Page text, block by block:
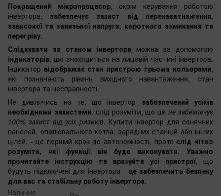
Покращений мікропроцесор, окрім керування роботою
інвертора, забезпечує захист від перенаватнаження,
зависокої та занизької напруги, короткого замикання та
перегріву.
Слідкувати за станом інвертора можна за допомогою
індикаторів, що знаходиться на лицевій частині інвертора.
Індикатор відображає стан пристрою трьома кольорами,
які позначають рівень вихідного навантаження, стан
інвертора та несправності.
Не дивлячись на те, що інвертор забезпечений усіма
необхідними захистами, слід розуміти, що цене забезпечує
100% захист від усіх ризиків. Купити інвертор для сонячних
панелей, опалювального котла, зарядних станцій або інших
цілей, - це перший крок до автономності, проте слід чітко
розуміти, які функції він буде виконувати.Уважно
прочитайте інструкцію та врахуйте усі пристрої, що
будуть підключені для інвертора - це забезпечить безпеку
для вас та стабільну роботу інвертора.
Наличие